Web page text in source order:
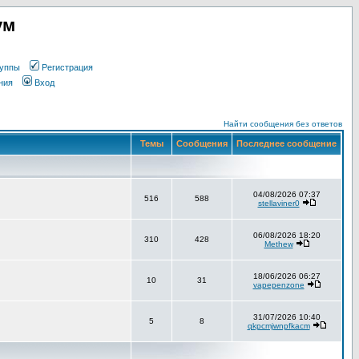
Регистрация
Вход
Найти сообщения без ответов
Темы Сообщения Последнее сообщение
516 588
04/08/2026 07:37
stellaviner0
310 428
06/08/2026 18:20
Methew
10 31
18/06/2026 06:27
vapepenzone
5 8
31/07/2026 10:40
qkpcmjwnpfkacm